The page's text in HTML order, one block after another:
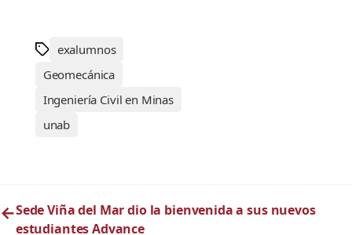
exalumnos
Geomecánica
Ingeniería Civil en Minas
unab
←Sede Viña del Mar dio la bienvenida a sus nuevos
estudiantes Advance